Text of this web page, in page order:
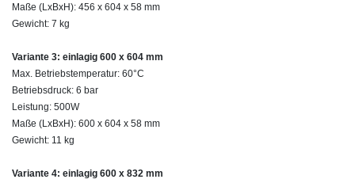
Maße (LxBxH): 456 x 604 x 58 mm
Gewicht: 7 kg
Variante 3: einlagig 600 x 604 mm
Max. Betriebstemperatur: 60°C
Betriebsdruck: 6 bar
Leistung: 500W
Maße (LxBxH): 600 x 604 x 58 mm
Gewicht: 11 kg
Variante 4: einlagig 600 x 832 mm